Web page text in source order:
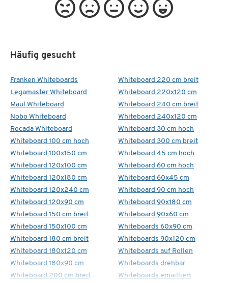
Häufig gesucht
Franken Whiteboards
Legamaster Whiteboard
Maul Whiteboard
Nobo Whiteboard
Rocada Whiteboard
Whiteboard 100 cm hoch
Whiteboard 100x150 cm
Whiteboard 120x100 cm
Whiteboard 120x180 cm
Whiteboard 120x240 cm
Whiteboard 120x90 cm
Whiteboard 150 cm breit
Whiteboard 150x100 cm
Whiteboard 180 cm breit
Whiteboard 180x120 cm
Whiteboard 180x90 cm
Whiteboard 200 cm breit
Whiteboard 220 cm breit
Whiteboard 220x120 cm
Whiteboard 240 cm breit
Whiteboard 240x120 cm
Whiteboard 30 cm hoch
Whiteboard 300 cm breit
Whiteboard 45 cm hoch
Whiteboard 60 cm hoch
Whiteboard 60x45 cm
Whiteboard 90 cm hoch
Whiteboard 90x180 cm
Whiteboard 90x60 cm
Whiteboards 60x90 cm
Whiteboards 90x120 cm
Whiteboards auf Rollen
Whiteboards drehbar
Whiteboards emailliert